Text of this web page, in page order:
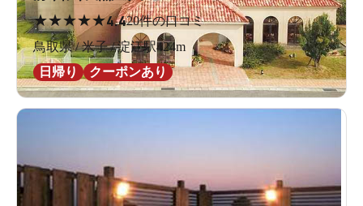
★★★★★4.420件の口コミ
鳥取県 / 米子 / 淀江駅424m
日帰り
クーポンあり